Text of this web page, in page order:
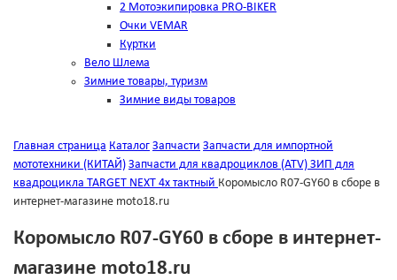
2 Мотоэкипировка PRO-BIKER
Очки VEMAR
Куртки
Вело Шлема
Зимние товары, туризм
Зимние виды товаров
Главная страница Каталог Запчасти Запчасти для импортной
мототехники (КИТАЙ) Запчасти для квадроциклов (ATV) ЗИП для
квадроцикла TARGET NEXT 4х тактный Коромысло R07-GY60 в сборе в
интернет-магазине moto18.ru
Коромысло R07-GY60 в сборе в интернет-
магазине moto18.ru